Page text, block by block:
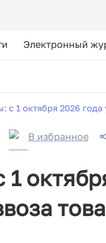
Электронный
с 1 октября 2026
В избранное